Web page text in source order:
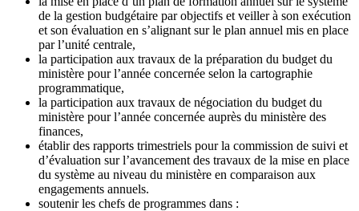
de la gestion budgétaire par objectifs et veiller à son exécution
et son évaluation en s’alignant sur le plan annuel mis en place
par l’unité centrale,
la participation aux travaux de la préparation du budget du
ministère pour l’année concernée selon la cartographie
programmatique,
la participation aux travaux de négociation du budget du
ministère pour l’année concernée auprès du ministère des
finances,
établir des rapports trimestriels pour la commission de suivi et
d’évaluation sur l’avancement des travaux de la mise en place
du système au niveau du ministère en comparaison aux
engagements annuels.
soutenir les chefs de programmes dans :